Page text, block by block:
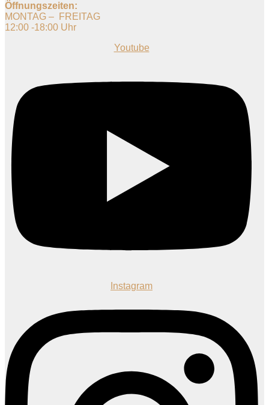
Öffnungszeiten:
MONTAG – FREITAG
12:00 -18:00 Uhr
Youtube
Instagram